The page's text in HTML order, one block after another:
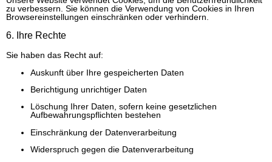
zu verbessern. Sie können die Verwendung von Cookies in Ihren
Browsereinstellungen einschränken oder verhindern.
6. Ihre Rechte
Sie haben das Recht auf:
Auskunft über Ihre gespeicherten Daten
Berichtigung unrichtiger Daten
Löschung Ihrer Daten, sofern keine gesetzlichen
Aufbewahrungspflichten bestehen
Einschränkung der Datenverarbeitung
Widerspruch gegen die Datenverarbeitung